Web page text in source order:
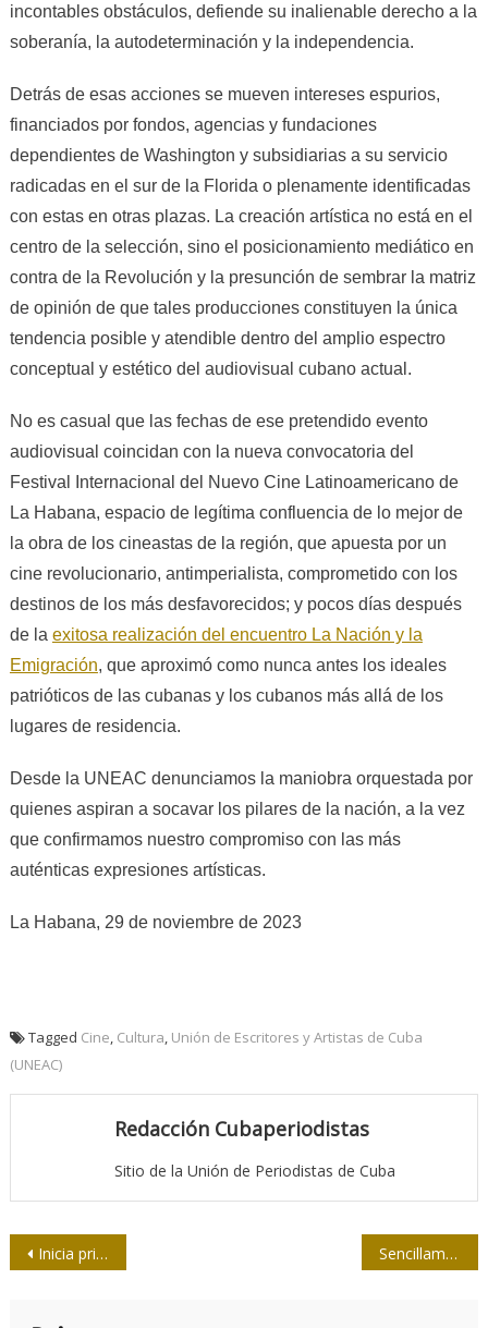
incontables obstáculos, defiende su inalienable derecho a la
soberanía, la autodeterminación y la independencia.
Detrás de esas acciones se mueven intereses espurios,
financiados por fondos, agencias y fundaciones
dependientes de Washington y subsidiarias a su servicio
radicadas en el sur de la Florida o plenamente identificadas
con estas en otras plazas. La creación artística no está en el
centro de la selección, sino el posicionamiento mediático en
contra de la Revolución y la presunción de sembrar la matriz
de opinión de que tales producciones constituyen la única
tendencia posible y atendible dentro del amplio espectro
conceptual y estético del audiovisual cubano actual.
No es casual que las fechas de ese pretendido evento
audiovisual coincidan con la nueva convocatoria del
Festival Internacional del Nuevo Cine Latinoamericano de
La Habana, espacio de legítima confluencia de lo mejor de
la obra de los cineastas de la región, que apuesta por un
cine revolucionario, antimperialista, comprometido con los
destinos de los más desfavorecidos; y pocos días después
de la exitosa realización del encuentro La Nación y la
Emigración, que aproximó como nunca antes los ideales
patrióticos de las cubanas y los cubanos más allá de los
lugares de residencia.
Desde la UNEAC denunciamos la maniobra orquestada por
quienes aspiran a socavar los pilares de la nación, a la vez
que confirmamos nuestro compromiso con las más
auténticas expresiones artísticas.
La Habana, 29 de noviembre de 2023
Tagged Cine, Cultura, Unión de Escritores y Artistas de Cuba
(UNEAC)
Redacción Cubaperiodistas
Sitio de la Unión de Periodistas de Cuba
Navegación
Inicia primera reunión de la nueva presidencia de la Upec Sencillamente con Aleida Guevara, nueva propuesta de Al Mayadeen